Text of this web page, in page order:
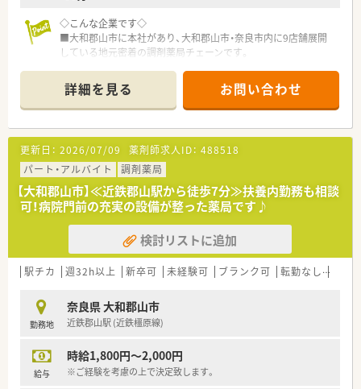
◇こんな企業です◇
■大和郡山市に本社があり、大和郡山市・奈良市内に9店舗展開
している地元密着の調剤薬局チェーンです。
一見すると薬局というよりかはお洒落なカフェ風の店舗です。
■店舗により取り組みは様々ですが処方箋が無くても近隣の
方々が気軽に来局いただけるように近隣の方々との交流を図っ
ておられます。
■患者様対応・コンプライアンス・社員満足度の向上などにも積
極的な取り組みをされています。
■ウェルネスに力を入れており、薬だけではなく普段の生活から
健康をサポートできるよう取り組みをされています。
■管理栄養士が4名在籍されており、食生活のサポートも行って
います。
■西大寺の店舗では月1回マルシェを開催しており地元の農家さ
んが栽培した野菜などを販売しています。
詳細を見る お問い合わせ
更新日： 2026/07/09 薬剤師求人ID： 488518
パート・アルバイト
調剤薬局
【大和郡山市】≪近鉄郡山駅から徒歩7分≫扶養内勤務も相談
可！病院門前の充実の設備が整った薬局です♪
検討リストに追加
駅チカ 週32h以上 新卒可 未経験可 ブランク可 転勤なし
勤務地
奈良県 大和郡山市
近鉄郡山駅 (近鉄橿原線)
給与
時給1,800円～2,000円
※ご経験を考慮の上で決定致します。